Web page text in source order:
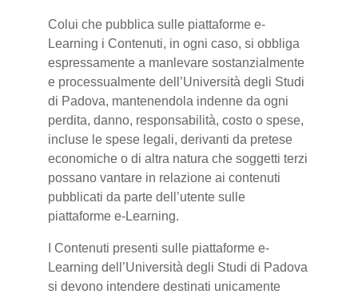
Colui che pubblica sulle piattaforme e-
Learning i Contenuti, in ogni caso, si obbliga
espressamente a manlevare sostanzialmente
e processualmente dell’Università degli Studi
di Padova, mantenendola indenne da ogni
perdita, danno, responsabilità, costo o spese,
incluse le spese legali, derivanti da pretese
economiche o di altra natura che soggetti terzi
possano vantare in relazione ai contenuti
pubblicati da parte dell’utente sulle
piattaforme e-Learning.
I Contenuti presenti sulle piattaforme e-
Learning dell’Università degli Studi di Padova
si devono intendere destinati unicamente